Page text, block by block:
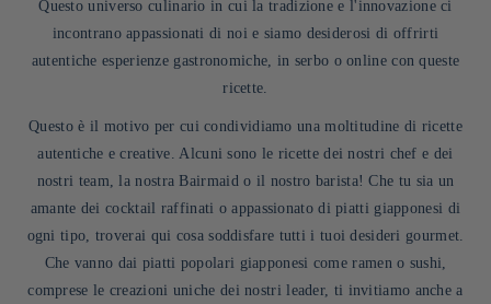
Questo universo culinario in cui la tradizione e l'innovazione ci
incontrano appassionati di noi e siamo desiderosi di offrirti
autentiche esperienze gastronomiche, in serbo o online con queste
ricette.
Questo è il motivo per cui condividiamo una moltitudine di ricette
autentiche e creative. Alcuni sono le ricette dei nostri chef e dei
nostri team, la nostra Bairmaid o il nostro barista! Che tu sia un
amante dei cocktail raffinati o appassionato di piatti giapponesi di
ogni tipo, troverai qui cosa soddisfare tutti i tuoi desideri gourmet.
Che vanno dai piatti popolari giapponesi come ramen o sushi,
comprese le creazioni uniche dei nostri leader, ti invitiamo anche a